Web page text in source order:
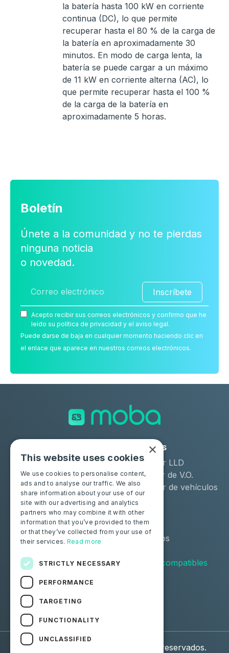
la batería hasta 100 kW en corriente
continua (DC), lo que permite
recuperar hasta el 80 % de la carga de
la batería en aproximadamente 30
minutos. En modo de carga lenta, la
batería se puede cargar a un máximo
de 11 kW en corriente alterna (AC), lo
que permite recuperar hasta el 100 %
de la carga de la batería en
aproximadamente 5 horas.
Boletín
Únete a la comunidad y no te pierdas
ninguna noticia
o novedad.
Inscríbete
Acepto recibir sus correos electrónicos y confirmo que he
leído su política de privacidad y el aviso legal.
Puede darse de baja en cualquier momento haciendo clic en
el enlace que aparece en nuestros correos electrónicos.
Soluciones
Moba Certify Pro
Tienda
Industrias
Arrendador LLD
Distribuidor de V.O.
Remarketer de vehículos
de ocasión
Particulares
Certifique su batería
Recursos
Contáctenos
Vehículos compatibles
Síguenos
Facebook
Linkedin
© 2026 Moba. Todos los derechos reservados.
×
This website uses cookies
We use cookies to personalise content,
ads and to analyse our traffic. We also
share information about your use of our
site with our advertising and analytics
partners who may combine it with other
information that you’ve provided to them
or that they’ve collected from your use of
their services. Read more
STRICTLY NECESSARY
PERFORMANCE
TARGETING
FUNCTIONALITY
UNCLASSIFIED